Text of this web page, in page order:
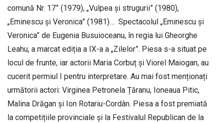
comună Nr. 17” (1979), „Vulpea și strugurii” (1980),
„Eminescu și Veronica” (1981)… Spectacolul „Eminescu și
Veronica” de Eugenia Busuioceanu, în regia lui Gheorghe
Leahu, a marcat ediția a IX-a a „Zilelor”. Piesa s-a situat pe
locul de frunte, iar actorii Maria Corbuț și Viorel Maiogan, au
cucerit permiul I pentru interpretare. Au mai fost menționați
următorii actori: Virginea Petronela Țăranu, Ioneaua Pitic,
Malina Drăgan și Ion Rotariu-Cordân. Piesa a fost premiată
la competițiile provinciale și la Festivalul Republican de la